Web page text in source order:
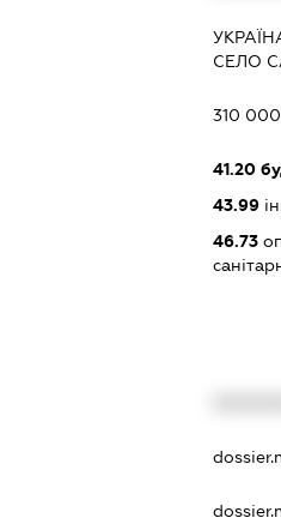
СЕЛО
310
41.20
43.99
46.73